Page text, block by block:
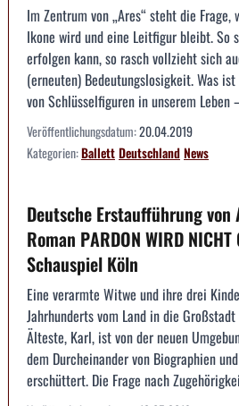
Im Zentrum von „Ares“ steht die
Ikone wird und eine Leitfigur bleibt. So
erfolgen kann, so rasch vollzieht sich
(erneuten) Bedeutungslosigkeit. Was
von Schlüsselfiguren in unserem Leben
Veröffentlichungsdatum:20.04.2019
Kategorien:BallettDeutschlandNews
Deutsche Erstaufführung von
Roman PARDON WIRD NICHT
Schauspiel Köln
Eine verarmte Witwe und ihre drei
Jahrhunderts vom Land in die
Älteste, Karl, ist von der neuen
dem Durcheinander von Biographien
erschüttert. Die Frage nach